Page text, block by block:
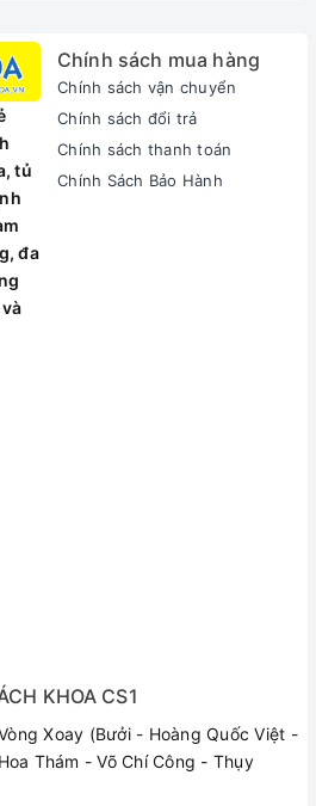
cùng tay cầm và nũm vung được
nhiệt tốt.
với thiết kế tinh tế sẽ là một
bếp hiện đại của bạn. Bề mặt nồi
tình trạng dính thức ăn, dễ dàng
này không thôi nhiễm chất độc hại
khỏe người sử dụng. Hơn thế
kính giúp bạn dễ dàng quan sát
thời tạo nên nét đẹp hài cho
tủ
đa
Chính sách mua hàng
Chính sách vận chuyển
Chính sách đổi trả
Chính sách thanh toán
Chính Sách Bảo Hành
KHOA CS1
Xoay (Bưởi - Hoàng Quốc Việt -
Thám - Võ Chí Công - Thụy